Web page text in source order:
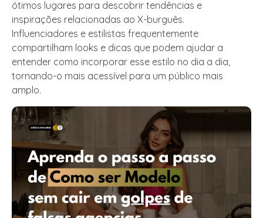
ótimos lugares para descobrir tendências e
inspirações relacionadas ao X-burguês.
Influenciadores e estilistas frequentemente
compartilham looks e dicas que podem ajudar a
entender como incorporar esse estilo no dia a dia,
tornando-o mais acessível para um público mais
amplo.